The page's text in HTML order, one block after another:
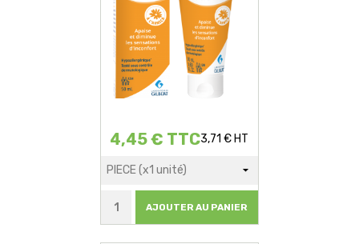
4,45 € TTC3,71 € HT
AJOUTER AU PANIER